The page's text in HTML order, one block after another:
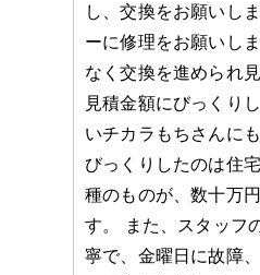
し、交換をお願いし
ーに修理をお願いし
なく交換を進められ
見積金額にびっくり
いチカラもちさんに
びっくりしたのは住
種のものが、数十万
す。 また、スタッフ
寧で、金曜日に故障